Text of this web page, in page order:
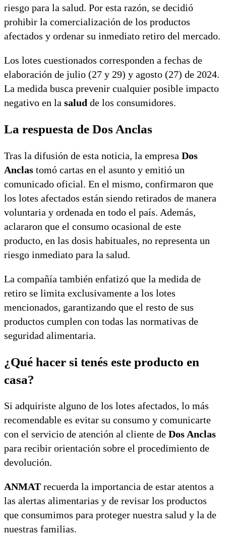
riesgo para la salud. Por esta razón, se decidió
prohibir la comercialización de los productos
afectados y ordenar su inmediato retiro del mercado.
Los lotes cuestionados corresponden a fechas de
elaboración de julio (27 y 29) y agosto (27) de 2024.
La medida busca prevenir cualquier posible impacto
negativo en la salud de los consumidores.
La respuesta de Dos Anclas
Tras la difusión de esta noticia, la empresa Dos
Anclas tomó cartas en el asunto y emitió un
comunicado oficial. En el mismo, confirmaron que
los lotes afectados están siendo retirados de manera
voluntaria y ordenada en todo el país. Además,
aclararon que el consumo ocasional de este
producto, en las dosis habituales, no representa un
riesgo inmediato para la salud.
La compañía también enfatizó que la medida de
retiro se limita exclusivamente a los lotes
mencionados, garantizando que el resto de sus
productos cumplen con todas las normativas de
seguridad alimentaria.
¿Qué hacer si tenés este producto en
casa?
Si adquiriste alguno de los lotes afectados, lo más
recomendable es evitar su consumo y comunicarte
con el servicio de atención al cliente de Dos Anclas
para recibir orientación sobre el procedimiento de
devolución.
ANMAT recuerda la importancia de estar atentos a
las alertas alimentarias y de revisar los productos
que consumimos para proteger nuestra salud y la de
nuestras familias.